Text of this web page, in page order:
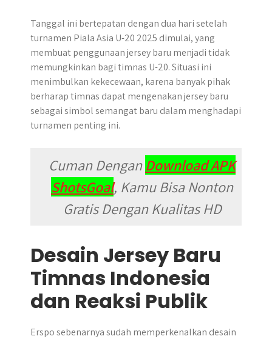
Tanggal ini bertepatan dengan dua hari setelah
turnamen Piala Asia U-20 2025 dimulai, yang
membuat penggunaan jersey baru menjadi tidak
memungkinkan bagi timnas U-20. Situasi ini
menimbulkan kekecewaan, karena banyak pihak
berharap timnas dapat mengenakan jersey baru
sebagai simbol semangat baru dalam menghadapi
turnamen penting ini.
Cuman DenganDownload APK
ShotsGoal, Kamu Bisa Nonton
Gratis Dengan Kualitas HD
Desain Jersey Baru
Timnas Indonesia
dan Reaksi Publik
Erspo sebenarnya sudah memperkenalkan desain